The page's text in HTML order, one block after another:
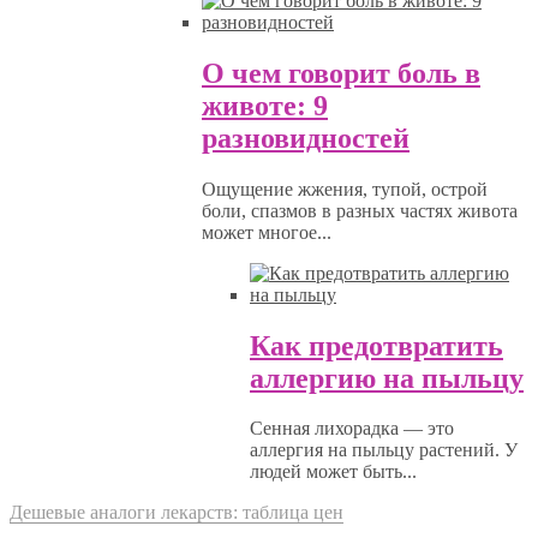
О чем говорит боль в
животе: 9
разновидностей
Ощущение жжения, тупой, острой
боли, спазмов в разных частях живота
может многое...
Как предотвратить
аллергию на пыльцу
Сенная лихорадка — это
аллергия на пыльцу растений. У
людей может быть...
Дешевые аналоги лекарств: таблица цен